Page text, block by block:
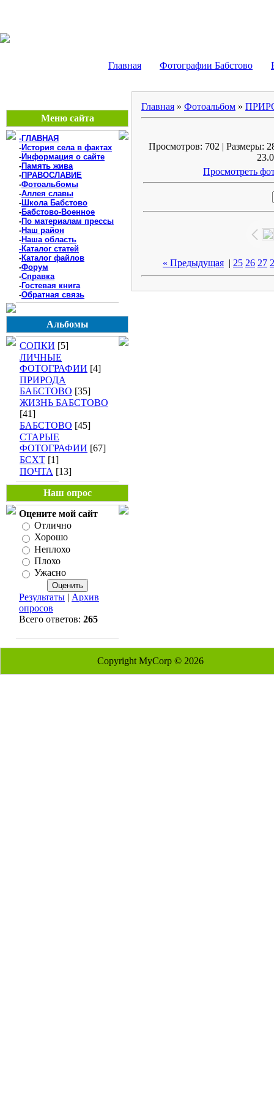
Главная Фотографии Бабстово
Меню сайта
-ГЛАВНАЯ
-История села в фактах
-Информация о сайте
-Память жива
-ПРАВОСЛАВИЕ
-Фотоальбомы
-Аллея славы
-Школа Бабстово
-Бабстово-Военное
-По материалам прессы
-Наш район
-Наша область
-Каталог статей
-Каталог файлов
-Форум
-Справка
-Гостевая книга
-Обратная связь
Альбомы
СОПКИ [5]
ЛИЧНЫЕ
ФОТОГРАФИИ [4]
ПРИРОДА
БАБСТОВО [35]
ЖИЗНЬ БАБСТОВО
[41]
БАБСТОВО [45]
СТАРЫЕ
ФОТОГРАФИИ [67]
БСХТ [1]
ПОЧТА [13]
Наш опрос
Оцените мой сайт
Отлично
Хорошо
Неплохо
Плохо
Ужасно
Результаты | Архив
опросов
Всего ответов: 265
Главная » Фотоальбом »
Просмотров: 702 | Размеры:
Просмотреть
« Предыдущая | 25 26 27
Copyright MyCorp © 2026